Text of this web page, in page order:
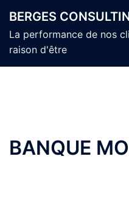
au
contenu
BERGES
La performance de nos
raison d'être
BANQUE